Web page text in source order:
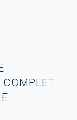
COMPLET